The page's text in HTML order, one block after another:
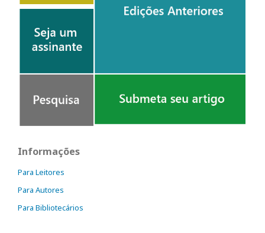
Informações
Para Leitores
Para Autores
Para Bibliotecários